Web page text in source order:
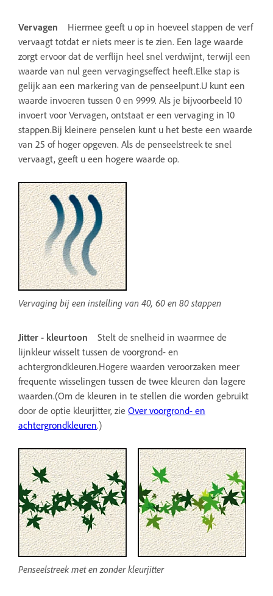
Vervagen
Hiermee geeft u op in hoeveel stappen de verf
vervaagt totdat er niets meer is te zien. Een lage waarde
zorgt ervoor dat de verflijn heel snel verdwijnt, terwijl een
waarde van nul geen vervagingseffect heeft.Elke stap is
gelijk aan een markering van de penseelpunt.U kunt een
waarde invoeren tussen 0 en 9999. Als je bijvoorbeeld 10
invoert voor Vervagen, ontstaat er een vervaging in 10
stappen.Bij kleinere penselen kunt u het beste een waarde
van 25 of hoger opgeven. Als de penseelstreek te snel
vervaagt, geeft u een hogere waarde op.
Vervaging bij een instelling van 40, 60 en 80 stappen
Jitter - kleurtoon
Stelt de snelheid in waarmee de
lijnkleur wisselt tussen de voorgrond- en
achtergrondkleuren.Hogere waarden veroorzaken meer
frequente wisselingen tussen de twee kleuren dan lagere
waarden.(Om de kleuren in te stellen die worden gebruikt
door de optie kleurjitter, zie Over voorgrond- en
achtergrondkleuren.)
Penseelstreek met en zonder kleurjitter